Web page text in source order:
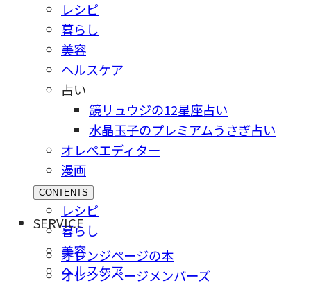
レシピ
暮らし
美容
ヘルスケア
占い
鏡リュウジの12星座占い
水晶玉子のプレミアムうさぎ占い
オレペエディター
漫画
CONTENTS
レシピ
暮らし
美容
ヘルスケア
SERVICE
オレンジページの本
オレンジページメンバーズ